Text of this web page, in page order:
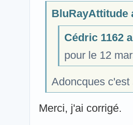
BluRayAttitude
Cédric 1162
pour le 12
Adoncques
Merci, j'ai corrigé.